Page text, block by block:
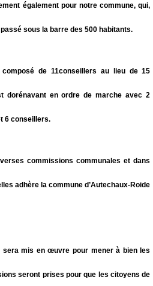
également pour notre commune, qui,
sous la barre des 500 habitants.
composé de 11conseillers au lieu de 15
dorénavant en ordre de marche avec 2
6 conseillers.
commissions communales et dans
adhère la commune d’Autechaux-Roide
sera mis en œuvre pour mener à bien les
seront prises pour que les citoyens de